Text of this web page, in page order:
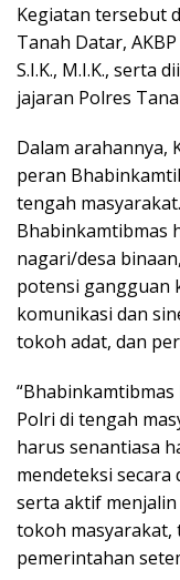
Kegiatan tersebut
Tanah Datar,
S.I.K., M.I.K., serta
jajaran Polres
Dalam arahannya,
peran
tengah
Bhabinkamtibmas
nagari/desa
potensi gangguan
komunikasi dan
tokoh adat, dan
Polri di tengah
harus senantiasa
mendeteksi
serta aktif
tokoh masyarakat,
pemerintahan